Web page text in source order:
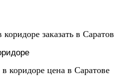
заказать в Саратов
коридоре цена в Саратове